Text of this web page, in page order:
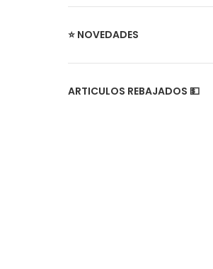
⭐ NOVEDADES
ARTICULOS REBAJADOS 💵